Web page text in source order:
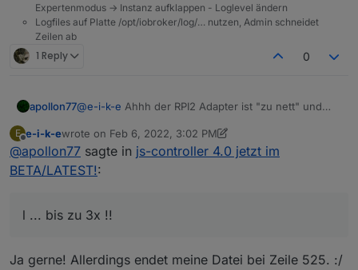
Expertenmodus -> Instanz aufklappen - Loglevel ändern
Logfiles auf Platte /opt/iobroker/log/… nutzen, Admin schneidet
Zeilen ab
1 Reply 0
apollon77@e-i-k-e Ahhh der RPI2 Adapter ist "zu nett" und
Mechanismus vom Controller nicht greifen kann.
Willste mal was versuchen?
Editiere mal
/opt/iobroker/node_modules/iobroker.rp2/main.js
und füge bei Zeile 648 das hinzu
Danach bitte adapter neu starten ... Dann schauen
dem Folgefehler beendet - der Controller sagen das
E
Offline
e-i-k-ewrote on Feb 6, 2022, 3:02 PM
last edited by e-i-k-eFeb 6, 2022, 4:02 PM
@apollon77 sagte in js-controller 4.0 jetzt im
BETA/LATEST!:
l ... bis zu 3x !!
Ja gerne! Allerdings endet meine Datei bei Zeile 525. :/